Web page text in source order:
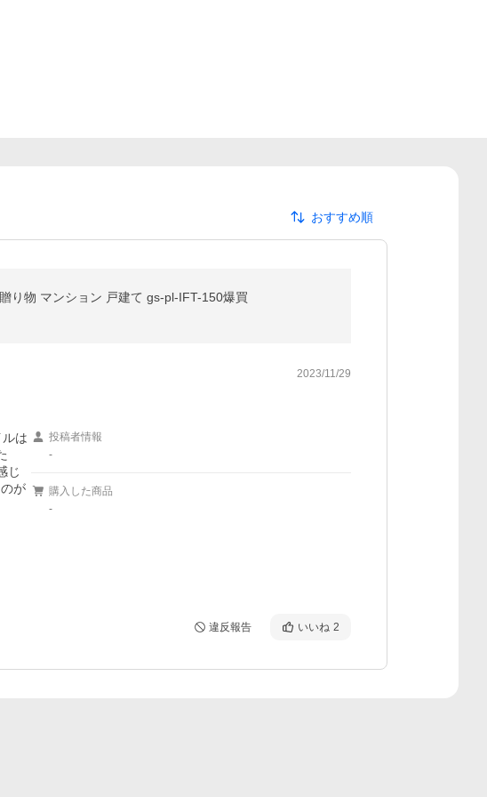
おすすめ順
り物 マンション 戸建て gs-pl-IFT-150爆買
2023/11/29
は
じ
が
投稿者情報
-
購入した商品
-
違反報告 いいね 2